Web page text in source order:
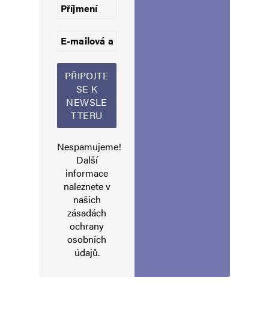
Informujte mě o nových komentářích e-mailem.
Alternative:
Nespamujeme!
Další
informace
naleznete v
našich
zásadách
ochrany
osobních
údajů.